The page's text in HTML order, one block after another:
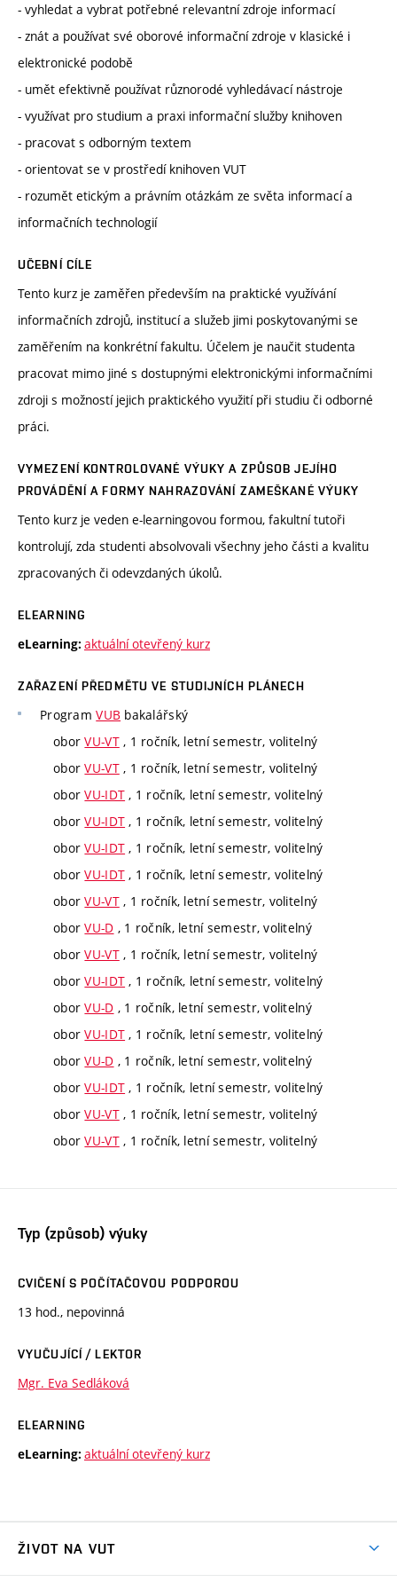
- vyhledat a vybrat potřebné relevantní zdroje informací
- znát a používat své oborové informační zdroje v klasické i
elektronické podobě
- umět efektivně používat různorodé vyhledávací nástroje
- využívat pro studium a praxi informační služby knihoven
- pracovat s odborným textem
- orientovat se v prostředí knihoven VUT
- rozumět etickým a právním otázkám ze světa informací a
informačních technologií
UČEBNÍ CÍLE
Tento kurz je zaměřen především na praktické využívání
informačních zdrojů, institucí a služeb jimi poskytovanými se
zaměřením na konkrétní fakultu. Účelem je naučit studenta
pracovat mimo jiné s dostupnými elektronickými informačními
zdroji s možností jejich praktického využití při studiu či odborné
práci.
VYMEZENÍ KONTROLOVANÉ VÝUKY A ZPŮSOB JEJÍHO
PROVÁDĚNÍ A FORMY NAHRAZOVÁNÍ ZAMEŠKANÉ VÝUKY
Tento kurz je veden e-learningovou formou, fakultní tutoři
kontrolují, zda studenti absolvovali všechny jeho části a kvalitu
zpracovaných či odevzdaných úkolů.
ELEARNING
eLearning: aktuální otevřený kurz
ZAŘAZENÍ PŘEDMĚTU VE STUDIJNÍCH PLÁNECH
ProgramVUB bakalářský
oborVU-VT, 1 ročník, letní semestr, volitelný
oborVU-VT, 1 ročník, letní semestr, volitelný
oborVU-IDT , 1 ročník, letní semestr, volitelný
oborVU-IDT , 1 ročník, letní semestr, volitelný
oborVU-IDT , 1 ročník, letní semestr, volitelný
oborVU-IDT , 1 ročník, letní semestr, volitelný
oborVU-VT, 1 ročník, letní semestr, volitelný
oborVU-D , 1 ročník, letní semestr, volitelný
oborVU-VT, 1 ročník, letní semestr, volitelný
oborVU-IDT , 1 ročník, letní semestr, volitelný
oborVU-D , 1 ročník, letní semestr, volitelný
oborVU-IDT , 1 ročník, letní semestr, volitelný
oborVU-D , 1 ročník, letní semestr, volitelný
oborVU-IDT , 1 ročník, letní semestr, volitelný
oborVU-VT, 1 ročník, letní semestr, volitelný
oborVU-VT, 1 ročník, letní semestr, volitelný
Typ (způsob) výuky
CVIČENÍ S POČÍTAČOVOU PODPOROU
13 hod., nepovinná
VYUČUJÍCÍ / LEKTOR
Mgr. Eva Sedláková
ELEARNING
eLearning: aktuální otevřený kurz
ŽIVOT NA VUT